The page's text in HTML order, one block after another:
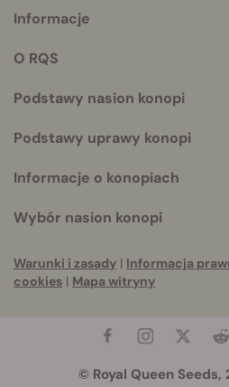
info
Informacje
O RQS
Podstawy nasion konopi
Podstawy uprawy konopi
Informacje o konopiach
Wybór nasion konopi
Warunki i zasady | Informacja
cookies | Mapa witryny
© Royal Queen